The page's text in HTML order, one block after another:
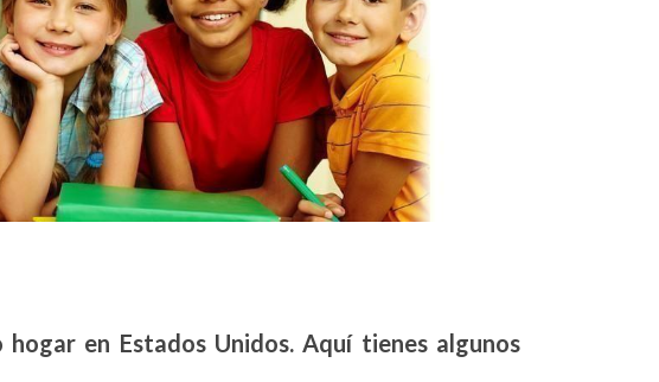
en Estados Unidos. Aquí tienes algunos